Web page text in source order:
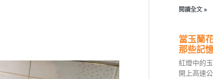
閱讀全文 »
當玉蘭
那些記
紅燈中的
開上高速